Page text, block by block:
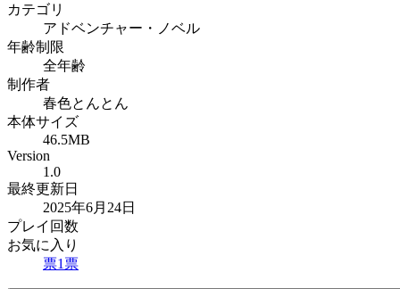
カテゴリ
アドベンチャー・ノベル
年齢制限
全年齢
制作者
春色とんとん
本体サイズ
46.5MB
Version
1.0
最終更新日
2025年6月24日
プレイ回数
お気に入り
票1 票